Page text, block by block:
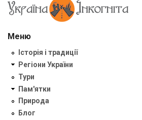
Меню
Історія і традиції
Регіони України
Тури
Пам'ятки
Природа
Блог